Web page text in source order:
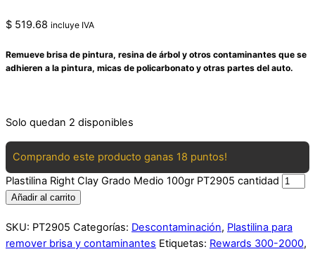
$ 519.68 incluye IVA
Remueve brisa de pintura, resina de árbol y otros contaminantes que se
adhieren a la pintura, micas de policarbonato y otras partes del auto.
Solo quedan 2 disponibles
Comprando este producto ganas 18 puntos!
Plastilina Right Clay Grado Medio 100gr PT2905 cantidad
Añadir al carrito
SKU: PT2905 Categorías: Descontaminación, Plastilina para
remover brisa y contaminantes Etiquetas: Rewards 300-2000,